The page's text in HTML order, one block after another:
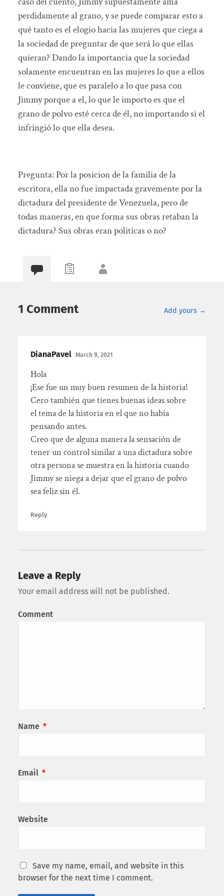
perdidamente al grano, y se puede comparar esto a
qué tanto es el elogio hacia las mujeres que ciega a
la sociedad de preguntar de que será lo que ellas
quieran? Dando la importancia que la sociedad
solamente encuentran en las mujeres lo que a ellos
le conviene, que es paralelo a lo que pasa con
Jimmy porque a el, lo que le importo es que el
grano de polvo esté cerca de él, no importando si el
infringió lo que ella desea.
Pregunta: Por la posicion de la familia de la
escritora, ella no fue impactada gravemente por la
dictadura del presidente de Venezuela, pero de
todas maneras, en que forma sus obras retaban la
dictadura? Sus obras eran politicas o no?
1 Comment Add yours →
DianaPavel March 9, 2021
Hola
¡Ese fue un muy buen resumen de la historia!
Cero también que tienes buenas ideas sobre
el tema de la historia en el que no había
pensando antes.
Creo que de alguna manera la sensación de
tener un control similar a una dictadura sobre
otra persona se muestra en la historia cuando
Jimmy se niega a dejar que el grano de polvo
sea feliz sin él.
Reply
Leave a Reply
Your email address will not be published.
Comment
Name *
Email *
Website
Save my name, email, and website in this
browser for the next time I comment.